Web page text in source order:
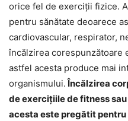
orice fel de exerciții fizice.
pentru sănătate deoarece
cardiovascular, respirator,
încălzirea corespunzătoare
astfel acesta produce mai
organismului.Încălzirea
de exercițiile de fitness sau
acesta este pregătit